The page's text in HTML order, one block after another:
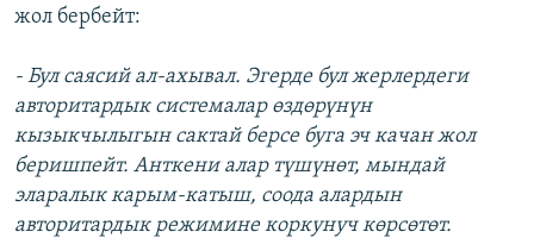
жол бербейт:
- Бул саясий ал-ахывал. Эгерде бул жерлердеги
авторитардык системалар өздөрүнүн
кызыкчылыгын сактай берсе буга эч качан жол
беришпейт. Анткени алар түшүнөт, мындай
эларалык карым-катыш, соода алардын
авторитардык режимине коркунуч көрсөтөт.